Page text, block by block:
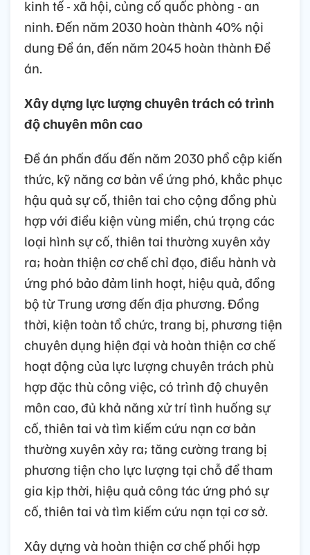
kinh tế - xã hội, củng cố quốc phòng - an
ninh. Đến năm 2030 hoàn thành 40% nội
dung Đề án, đến năm 2045 hoàn thành Đề
án.
Xây dựng lực lượng chuyên trách có trình
độ chuyên môn cao
Đề án phấn đấu đến năm 2030 phổ cập kiến
thức, kỹ năng cơ bản về ứng phó, khắc phục
hậu quả sự cố, thiên tai cho cộng đồng phù
hợp với điều kiện vùng miền, chú trọng các
loại hình sự cố, thiên tai thường xuyên xảy
ra; hoàn thiện cơ chế chỉ đạo, điều hành và
ứng phó bảo đảm linh hoạt, hiệu quả, đồng
bộ từ Trung ương đến địa phương. Đồng
thời, kiện toàn tổ chức, trang bị, phương tiện
chuyên dụng hiện đại và hoàn thiện cơ chế
hoạt động của lực lượng chuyên trách phù
hợp đặc thù công việc, có trình độ chuyên
môn cao, đủ khả năng xử trí tình huống sự
cố, thiên tai và tìm kiếm cứu nạn cơ bản
thường xuyên xảy ra; tăng cường trang bị
phương tiện cho lực lượng tại chỗ để tham
gia kịp thời, hiệu quả công tác ứng phó sự
cố, thiên tai và tìm kiếm cứu nạn tại cơ sở.
Xây dựng và hoàn thiện cơ chế phối hợp